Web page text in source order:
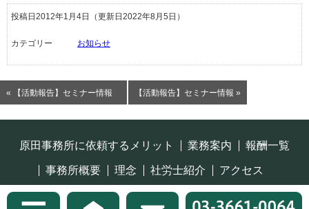
投稿日2012年1月4日 （更新日2022年8月5日）
カテゴリー お知らせ
« 【活動報告】セミナー情報 【活動報告】セミナー情報 »
原田事務所に依頼するメリット 業務案内 報酬一覧
事務所概要 理念 社労士紹介 アクセス
プライバシーポリシー